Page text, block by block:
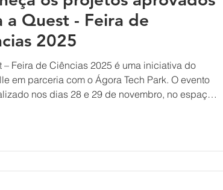
a Quest - Feira de
2025
de Ciências 2025 é uma iniciativa do
O evento
nos dias 28 e 29 de novembro, no espaço
geral. Submeteram projetos, estudantes do 9º